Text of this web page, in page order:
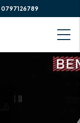
0797126789